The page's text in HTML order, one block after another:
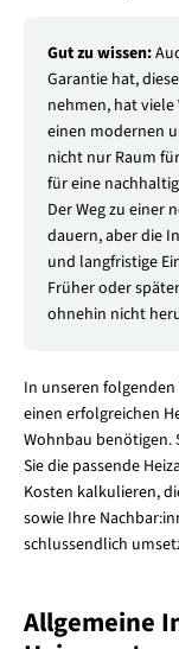
Gut zu wissen:
Garantie hat,
nehmen, hat viele
einen modernen
nicht nur Raum
für eine
Der Weg zu einer
dauern, aber die
und langfristige
Früher oder
ohnehin nicht
In unseren
einen erfolgreichen
Wohnbau benötigen.
Sie die passende
Kosten kalkulieren,
sowie Ihre
schlussendlich
Allgemeine